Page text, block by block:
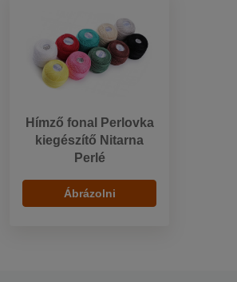
Hímző fonal Perlovka
kiegészítő Nitarna
Perlé
Ábrázolni